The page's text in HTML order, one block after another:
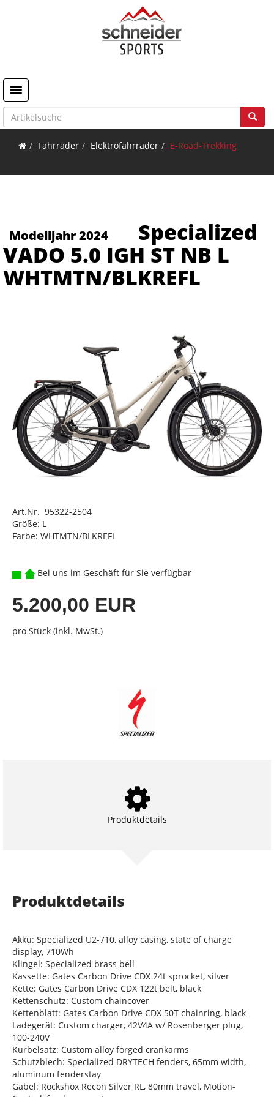
Toggle navigation
Fahrräder Elektrofahrräder E-Road-Trekking
Modelljahr 2024
Specialized
VADO 5.0 IGH ST NB L
WHTMTN/BLKREFL
Art.Nr. 95322-2504
Größe: L
Farbe: WHTMTN/BLKREFL
Bei uns im Geschäft für Sie verfügbar
5.200,00 EUR
pro Stück (inkl. MwSt.)
Produktdetails
Produktdetails
Akku: Specialized U2-710, alloy casing, state of charge
display, 710Wh
Klingel: Specialized brass bell
Kassette: Gates Carbon Drive CDX 24t sprocket, silver
Kette: Gates Carbon Drive CDX 122t belt, black
Kettenschutz: Custom chaincover
Kettenblatt: Gates Carbon Drive CDX 50T chainring, black
Ladegerät: Custom charger, 42V4A w/ Rosenberger plug,
100-240V
Kurbelsatz: Custom alloy forged crankarms
Schutzblech: Specialized DRYTECH fenders, 65mm width,
aluminum fenderstay
Gabel: Rockshox Recon Silver RL, 80mm travel, Motion-